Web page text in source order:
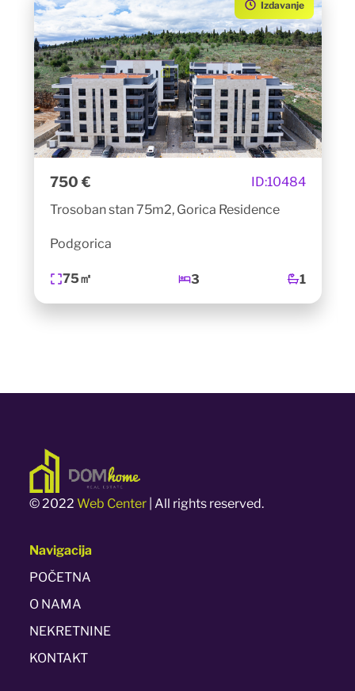
Izdavanje
750 € ID:10484
Trosoban stan 75m2, Gorica Residence
Podgorica
75㎡ 3 1
© 2022Web Center | All rights reserved.
Navigacija
POČETNA
O NAMA
NEKRETNINE
KONTAKT